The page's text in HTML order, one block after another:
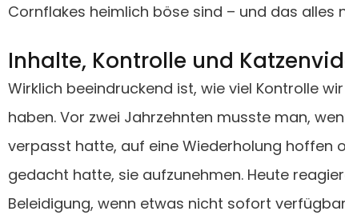
Cornflakes heimlich böse sind – und das alles
Inhalte, Kontrolle und
Wirklich beeindruckend ist, wie viel Kontrolle
haben. Vor zwei Jahrzehnten musste man,
verpasst hatte, auf eine Wiederholung hoffen
gedacht hatte, sie aufzunehmen. Heute
Beleidigung, wenn etwas nicht sofort